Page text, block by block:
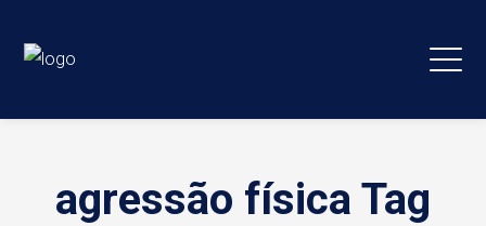
agressão física Tag